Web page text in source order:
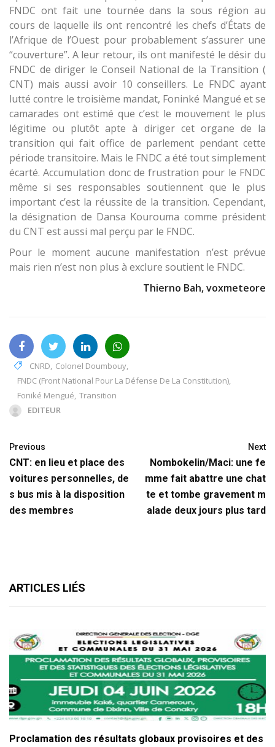
FNDC ont fait une tournée dans la sous région au
cours de laquelle ils ont rencontré les chefs d’États de
l’Afrique de l’Ouest pour probablement s’assurer une
“couverture”. A leur retour, ils ont manifesté le désir du
FNDC de diriger le Conseil National de la Transition (
CNT) mais aussi avoir 10 conseillers. Le FNDC ayant
lutté contre le troisième mandat, Foninké Mangué et se
camarades ont estimé que c’est le mouvement le plus
légitime ou plutôt apte à diriger cet organe de la
transition qui fait office de parlement pendant cette
période transitoire. Mais le FNDC a été tout simplement
écarté. Accumulation donc de frustration pour le FNDC
même si ses responsables soutiennent que le plus
important c’est la réussite de la transition. Cependant,
la désignation de Dansa Kourouma comme président
du CNT est aussi mal perçu par le FNDC.
Pour le moment aucune manifestation n’est prévue
mais rien n’est non plus à exclure soutient le FNDC.
Thierno Bah, voxmeteore
CNRD, Colonel Doumbouy,
FNDC (front National Pour La Défense De La Constitution),
Foniké Mengué, Transition
EDITEUR
Previous
CNT: en lieu et place des
voitures personnelles, de
s bus mis à la disposition
des membres
Next
Nombokelin/Maci: une fe
mme fait abattre une chat
te et tombe gravement m
alade deux jours plus tard
ARTICLES LIÉS
Proclamation des résultats globaux provisoires et des